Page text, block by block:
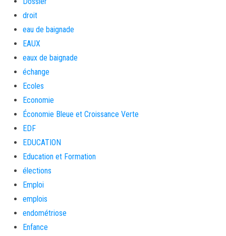
droit
eau de baignade
EAUX
eaux de baignade
échange
Ecoles
Economie
Économie Bleue et Croissance Verte
EDF
EDUCATION
Education et Formation
élections
Emploi
emplois
endométriose
Enfance